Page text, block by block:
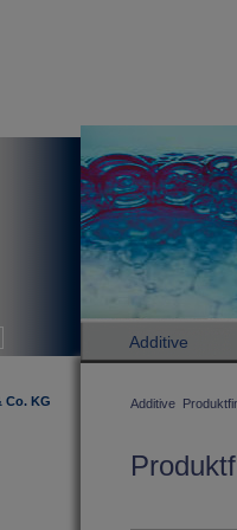
Co. KG
Additive
Additive